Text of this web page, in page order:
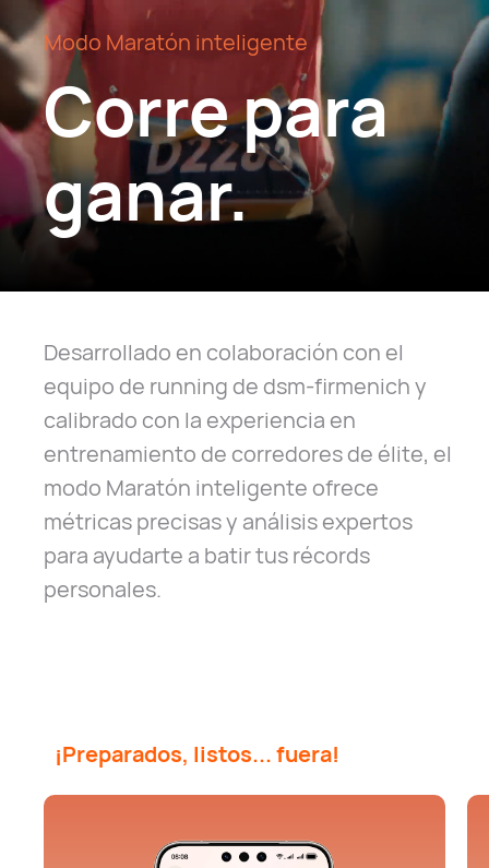
Modo Maratón inteligente
Corre para
ganar.
Desarrollado en colaboración con el
equipo de running de dsm-firmenich y
calibrado con la experiencia en
entrenamiento de corredores de élite, el
modo Maratón inteligente ofrece
métricas precisas y análisis expertos
para ayudarte a batir tus récords
personales.
¡Preparados, listos... fuera!